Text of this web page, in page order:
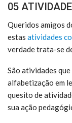
05
Queridos amigos
estas atividades
verdade trata-se
São atividades
alfabetização em
quesito de
sua ação